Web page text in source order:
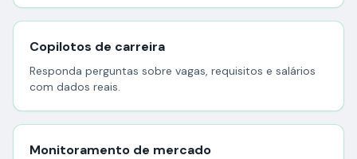
Copilotos de carreira
Responda perguntas sobre vagas, requisitos e salários
com dados reais.
Monitoramento de mercado